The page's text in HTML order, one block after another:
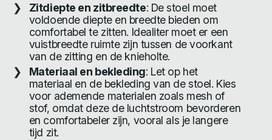
Zitdiepte en zitbreedte: De stoel moet
voldoende diepte en breedte bieden om
comfortabel te zitten. Idealiter moet er een
vuistbreedte ruimte zijn tussen de voorkant
van de zitting en de knieholte.
Materiaal en bekleding: Let op het
materiaal en de bekleding van de stoel. Kies
voor ademende materialen zoals mesh of
stof, omdat deze de luchtstroom bevorderen
en comfortabeler zijn, vooral als je langere
tijd zit.